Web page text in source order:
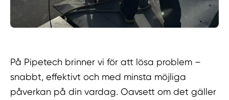
På Pipetech brinner vi för att lösa problem –
snabbt, effektivt och med minsta möjliga
påverkan på din vardag. Oavsett om det gäller